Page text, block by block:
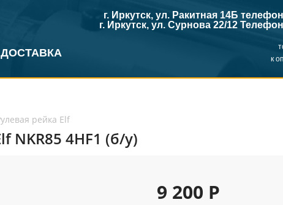
г. Иркутск, ул. Ракитная 14Б
г. Иркутск, ул. Сурнова 22/12
к
рейка Elf
NKR85 4HF1 (б/у)
9 200 Р